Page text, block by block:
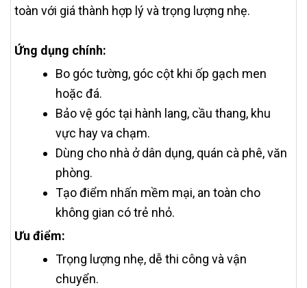
toàn với giá thành hợp lý và trọng lượng nhẹ.
Ứng dụng chính:
Bo góc tường, góc cột khi ốp gạch men
hoặc đá.
Bảo vệ góc tại hành lang, cầu thang, khu
vực hay va chạm.
Dùng cho nhà ở dân dụng, quán cà phê, văn
phòng.
Tạo điểm nhấn mềm mại, an toàn cho
không gian có trẻ nhỏ.
Ưu điểm:
Trọng lượng nhẹ, dễ thi công và vận
chuyển.